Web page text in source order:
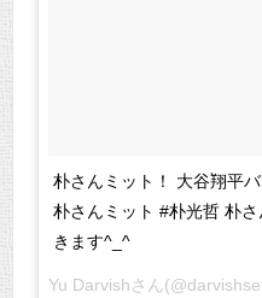
朴さんミット！ 大谷翔平
朴さんミット #朴光哲 朴
きます^_^
Yu Darvishさん